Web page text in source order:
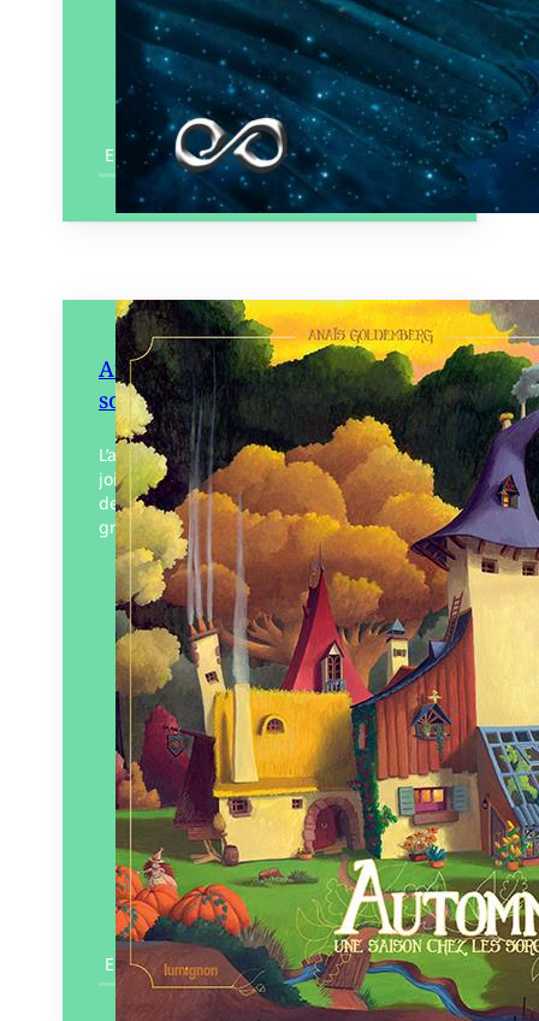
En savoir plus
Automne, une saison chez les
sorcières
L’automne arrive, et avec lui toutes les
joies de cette si belle saison dans la forêt
des sorcières, à commencer par la plus
grande : la Course à…
Éditeur :Lumignon
Paru le24/06/2017
En savoir plus